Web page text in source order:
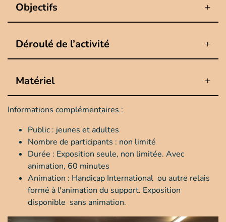
Objectifs
Déroulé de l’activité
Matériel
Informations complémentaires :
Public : jeunes et adultes
Nombre de participants : non limité
Durée : Exposition seule, non limitée. Avec
animation, 60 minutes
Animation : Handicap International ou autre relais
formé à l'animation du support. Exposition
disponible sans animation.